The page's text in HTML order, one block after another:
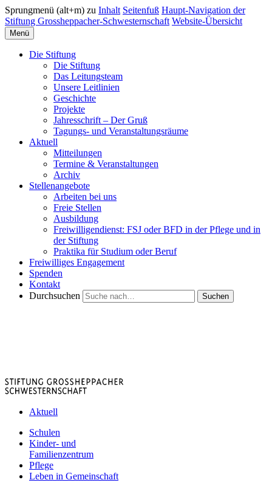
Sprungmenü (alt+m) zu Inhalt Seitenfuß Haupt-Navigation der
Stiftung Grossheppacher-Schwesternschaft Website-Übersicht
Menü
Die Stiftung
Die Stiftung
Das Leitungsteam
Unsere Leitlinien
Geschichte
Projekte
Jahresschrift – Der Gruß
Tagungs- und Veranstaltungsräume
Aktuell
Mitteilungen
Termine & Veranstaltungen
Archiv
Stellenangebote
Arbeiten bei uns
Freie Stellen
Ausbildung
Freiwilligendienst: FSJ oder BFD in der Pflege und in
der Stiftung
Praktika für Studium oder Beruf
Freiwilliges Engagement
Spenden
Kontakt
Durchsuchen
Suchen
Aktuell
Schulen
Kinder- und
Familienzentrum
Pflege
Leben in Gemeinschaft